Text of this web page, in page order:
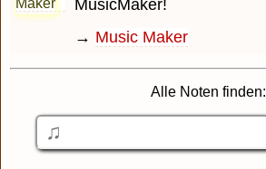
MusicMaker!
→ Music Maker
Alle Noten finden: